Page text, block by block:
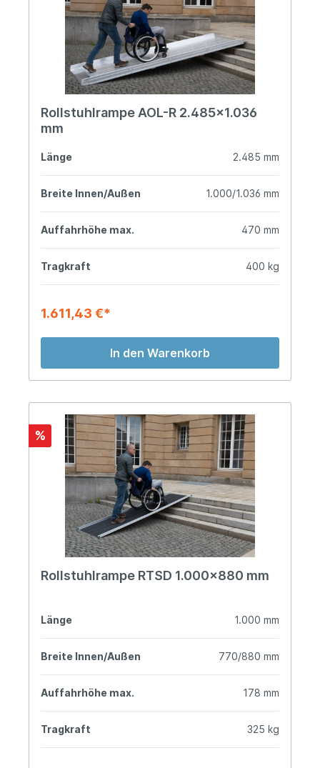
Rollstuhlrampe AOL-R 2.485x1.036
mm
Länge 2.485 mm
Breite Innen/Außen 1.000/1.036 mm
Auffahrhöhe max. 470 mm
Tragkraft 400 kg
1.611,43 €*
In den Warenkorb
%
Rollstuhlrampe RTSD 1.000x880 mm
Länge 1.000 mm
Breite Innen/Außen 770/880 mm
Auffahrhöhe max. 178 mm
Tragkraft 325 kg